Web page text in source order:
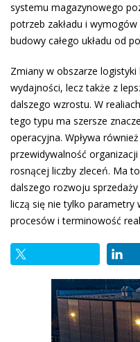
systemu magazynowego
potrzeb zakładu i
budowy całego układu od
Zmiany w obszarze
wydajności, lecz także z
dalszego wzrostu. W
tego typu ma szersze
operacyjna. Wpływa
przewidywalność
rosnącej liczby zleceń. Ma
dalszego rozwoju
liczą się nie tylko
procesów i terminowość